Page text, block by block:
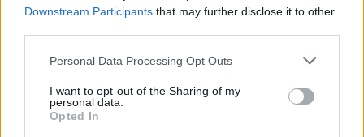
Downstream Participants that may further disclose it to other
Please note that this website/app uses one or more Google
not limited to your visit or usage behaviour. You may click to
grant or deny consent to Google and its third-party tags to
use your data for below specified purposes in below Google
Personal Data Processing Opt Outs
I want to opt-out of the Sharing of my
personal data.
Opted In
felhívás célja kertészeti ágazat versenyképességének
támogatásával. Az Európai Unió 2016. január 1-jén
új szőlőtelepítési engedélyezési szabályozást